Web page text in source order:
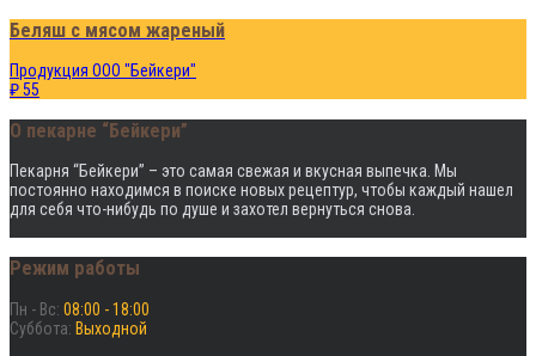
Беляш с мясом жареный
Продукция ООО "Бейкери"
₽ 55
О пекарне “Бейкери”
Пекарня “Бейкери” – это cамая свежая и вкусная выпечка. Мы
постоянно находимся в поиске новых рецептур, чтобы каждый нашел
для себя что-нибудь по душе и захотел вернуться снова.
Режим работы
Пн - Вс: 08:00 - 18:00
Суббота: Выходной